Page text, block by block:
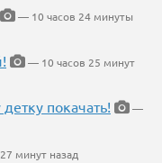
— 10 часов 24 минуты
— 10 часов 25 минут
покачать!
—
минут назад